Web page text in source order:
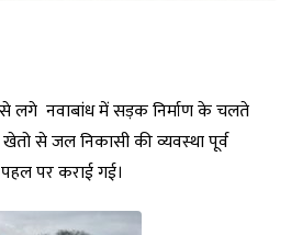
लगे नवाबांध में सड़क निर्माण के चलते
से जल निकासी की व्यवस्था पूर्व
पर कराई गई।